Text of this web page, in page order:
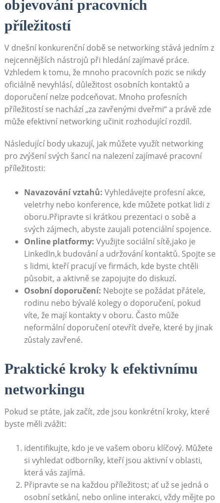
objevování pracovních
příležitostí
V dnešní ‌konkurenční době se​ networking stává jedním z
nejcennějších nástrojů při hledání zajímavé práce.
Vzhledem k tomu, že ‌mnoho pracovních pozic se nikdy
oficiálně nevyhlásí, důležitost osobních kontaktů a⁤
doporučení nelze podceňovat. ​Mnoho‍ profesních
příležitostí se nachází „za zavřenými dveřmi“ a právě zde
může efektivní networking učinit rozhodující rozdíl.
Následující body ⁤ukazují, jak můžete využít networking
pro zvýšení svých šancí na nalezení zajímavé pracovní
příležitosti:
Navazování vztahů: Vyhledávejte profesní akce,
veletrhy nebo konference, kde‌ můžete potkat⁢ lidi z
oboru.Připravte si krátkou prezentaci o sobě a
svých zájmech, abyste zaujali potenciální ‍spojence.
Online platformy: Využijte sociální sítě,jako je
LinkedIn,k budování a udržování kontaktů. Spojte⁢ se⁤
s lidmi, kteří pracují ve firmách, kde byste chtěli
působit, a ​aktivně se zapojujte do ⁣diskuzí.
Osobní doporučení: Nebojte se⁣ požádat přátele,⁢
rodinu ⁤nebo bývalé kolegy o doporučení, pokud
⁤víte, že ⁤mají ⁢kontakty v oboru. ​Často může
neformální‌ doporučení otevřít dveře, které by jinak
zůstaly zavřené.
Praktické kroky k efektivnímu
‍networkingu
Pokud se ptáte, jak začít,​ zde jsou konkrétní kroky, které⁢
byste měli‍ zvážit:
identifikujte, kdo je ve ​vašem oboru klíčový. Můžete
si vyhledat ⁣odborníky, kteří jsou aktivní v oblasti, ​
která vás zajímá.
Připravte se na⁣ každou příležitost; ať už ⁣se jedná o
osobní setkání, nebo online interakci, vždy mějte po